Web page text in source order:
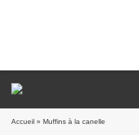
Accueil » Muffins à la canelle